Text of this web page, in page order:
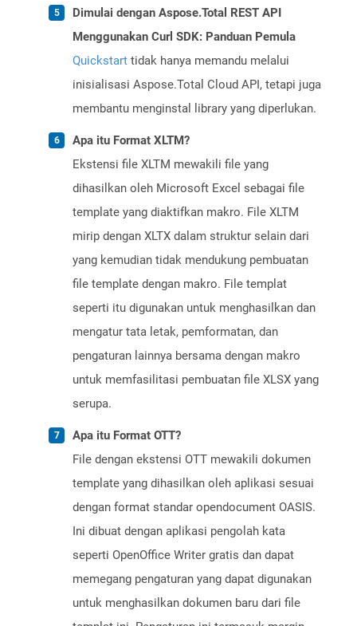
Dimulai dengan Aspose.Total REST API
Menggunakan Curl SDK: Panduan Pemula
Quickstart tidak hanya memandu melalui
inisialisasi Aspose.Total Cloud API, tetapi juga
membantu menginstal library yang diperlukan.
Apa itu Format XLTM?
Ekstensi file XLTM mewakili file yang
dihasilkan oleh Microsoft Excel sebagai file
template yang diaktifkan makro. File XLTM
mirip dengan XLTX dalam struktur selain dari
yang kemudian tidak mendukung pembuatan
file template dengan makro. File templat
seperti itu digunakan untuk menghasilkan dan
mengatur tata letak, pemformatan, dan
pengaturan lainnya bersama dengan makro
untuk memfasilitasi pembuatan file XLSX yang
serupa.
Apa itu Format OTT?
File dengan ekstensi OTT mewakili dokumen
template yang dihasilkan oleh aplikasi sesuai
dengan format standar opendocument OASIS.
Ini dibuat dengan aplikasi pengolah kata
seperti OpenOffice Writer gratis dan dapat
memegang pengaturan yang dapat digunakan
untuk menghasilkan dokumen baru dari file